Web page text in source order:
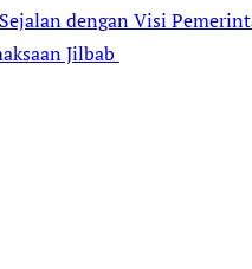
dengan Visi
Jilbab